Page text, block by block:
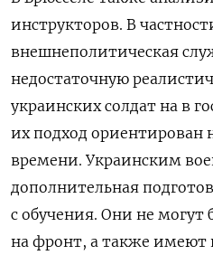
инструкторов. В
внешнеполитическая
недостаточную
украинских солдат на в
их подход ориентирован
времени. Украинским
дополнительная
с обучения. Они не могут
на фронт, а также имеют